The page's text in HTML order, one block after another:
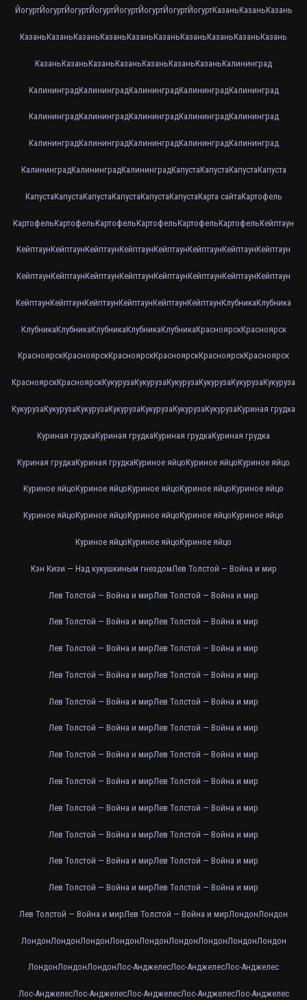
ЙогуртЙогуртЙогуртЙогуртЙогуртЙогуртЙогуртЙогуртКазаньКазаньКазань
КазаньКазаньКазаньКазаньКазаньКазаньКазаньКазаньКазаньКазань
КазаньКазаньКазаньКазаньКазаньКазаньКазаньКалининград
КалининградКалининградКалининградКалининградКалининград
КалининградКалининградКалининградКалининградКалининград
КалининградКалининградКалининградКалининградКалининград
КалининградКалининградКалининградКапустаКапустаКапустаКапуста
КапустаКапустаКапустаКапустаКапустаКапустаКарта сайтаКартофель
КартофельКартофельКартофельКартофельКартофельКартофельКейптаун
КейптаунКейптаунКейптаунКейптаунКейптаунКейптаунКейптаунКейптаун
КейптаунКейптаунКейптаунКейптаунКейптаунКейптаунКейптаунКейптаун
КейптаунКейптаунКейптаунКейптаунКейптаунКейптаунКлубникаКлубника
КлубникаКлубникаКлубникаКлубникаКлубникаКрасноярскКрасноярск
КрасноярскКрасноярскКрасноярскКрасноярскКрасноярскКрасноярск
КрасноярскКрасноярскКукурузаКукурузаКукурузаКукурузаКукурузаКукуруза
КукурузаКукурузаКукурузаКукурузаКукурузаКукурузаКукурузаКуриная грудка
Куриная грудкаКуриная грудкаКуриная грудкаКуриная грудка
Куриная грудкаКуриная грудкаКуриное яйцоКуриное яйцоКуриное яйцо
Куриное яйцоКуриное яйцоКуриное яйцоКуриное яйцоКуриное яйцо
Куриное яйцоКуриное яйцоКуриное яйцоКуриное яйцоКуриное яйцо
Куриное яйцоКуриное яйцоКуриное яйцо
Кэн Кизи — Над кукушкиным гнездомЛев Толстой — Война и мир
Лев Толстой — Война и мирЛев Толстой — Война и мир
Лев Толстой — Война и мирЛев Толстой — Война и мир
Лев Толстой — Война и мирЛев Толстой — Война и мир
Лев Толстой — Война и мирЛев Толстой — Война и мир
Лев Толстой — Война и мирЛев Толстой — Война и мир
Лев Толстой — Война и мирЛев Толстой — Война и мир
Лев Толстой — Война и мирЛев Толстой — Война и мир
Лев Толстой — Война и мирЛев Толстой — Война и мир
Лев Толстой — Война и мирЛев Толстой — Война и мир
Лев Толстой — Война и мирЛев Толстой — Война и мир
Лев Толстой — Война и мирЛев Толстой — Война и мир
Лев Толстой — Война и мирЛев Толстой — Война и мир
Лев Толстой — Война и мирЛев Толстой — Война и мирЛондонЛондон
ЛондонЛондонЛондонЛондонЛондонЛондонЛондонЛондонЛондон
ЛондонЛондонЛондонЛос-АнджелесЛос-АнджелесЛос-Анджелес
Лос-АнджелесЛос-АнджелесЛос-АнджелесЛос-АнджелесЛос-Анджелес